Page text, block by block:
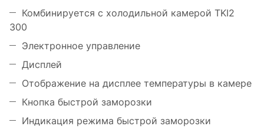
Комбинируется с холодильной камерой TKI2
300
Электронное управление
Дисплей
Отображение на дисплее температуры в камере
Кнопка быстрой заморозки
Индикация режима быстрой заморозки